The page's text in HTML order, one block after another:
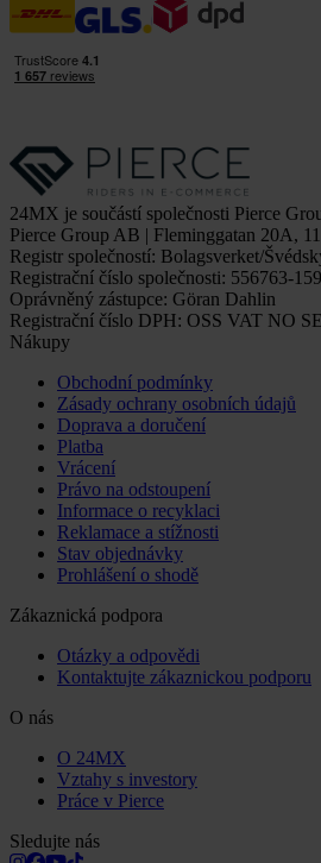
24MX je součástí společnosti Pierce
Pierce Group AB | Fleminggatan 20A,
Registr společností: Bolagsverket/
Registrační číslo společnosti: 556763-
Oprávněný zástupce: Göran Dahlin
Registrační číslo DPH: OSS VAT NO
Nákupy
Obchodní podmínky
Zásady ochrany osobních údajů
Doprava a doručení
Platba
Vrácení
Právo na odstoupení
Informace o recyklaci
Reklamace a stížnosti
Stav objednávky
Prohlášení o shodě
Zákaznická podpora
Otázky a odpovědi
Kontaktujte zákaznickou podporu
O nás
O 24MX
Vztahy s investory
Práce v Pierce
Sledujte nás